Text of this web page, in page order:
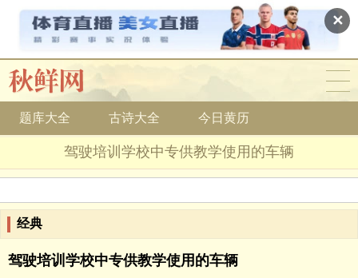
✕
题库大全 古诗大全 今日黄历
驾驶培训学校中专供教学使用的车辆
经典
驾驶培训学校中专供教学使用的车辆